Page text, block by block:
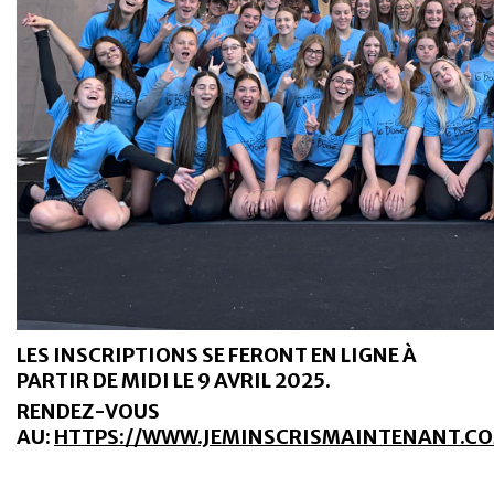
LES INSCRIPTIONS SE FERONT EN LIGNE À
PARTIR DE MIDI LE 9 AVRIL 2025.
RENDEZ-VOUS
AU: HTTPS://